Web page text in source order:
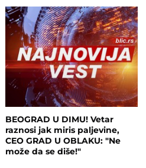
BEOGRAD U DIMU! Vetar
raznosi jak miris paljevine,
CEO GRAD U OBLAKU: "Ne
može da se diše!"